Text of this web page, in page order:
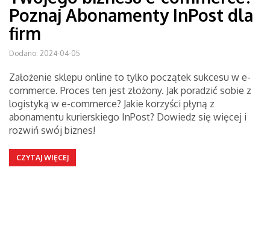
Poznaj Abonamenty InPost dla
firm
Dodano: 2024-04-05
Założenie sklepu online to tylko początek sukcesu w e-
commerce. Proces ten jest złożony. Jak poradzić sobie z
logistyką w e-commerce? Jakie korzyści płyną z
abonamentu kurierskiego InPost? Dowiedz się więcej i
rozwiń swój biznes!
CZYTAJ WIĘCEJ